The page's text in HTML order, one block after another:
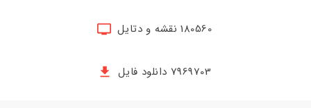
180560 نقشه و دتایل
7969703 دانلود فایل